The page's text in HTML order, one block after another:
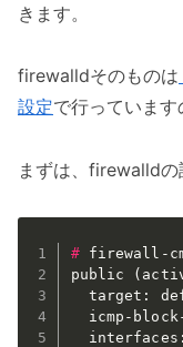
きます。
firewalldそのものは
設定で行っています
まずは、firewalldの
#
firewall-
public
target:
icmp-